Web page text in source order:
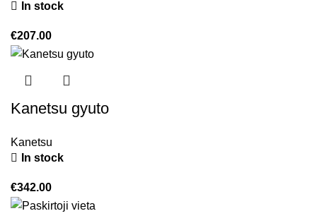
In stock
€207.00
Kanetsu gyuto
Kanetsu
In stock
€342.00